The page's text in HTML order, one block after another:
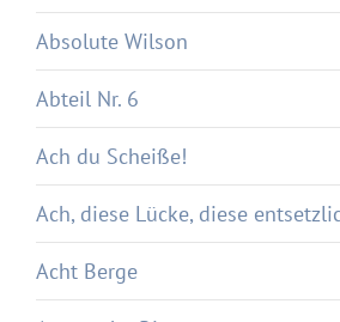
Absolute Wilson
Abteil Nr. 6
Ach du Scheiße!
Ach, diese Lücke, diese
Acht Berge